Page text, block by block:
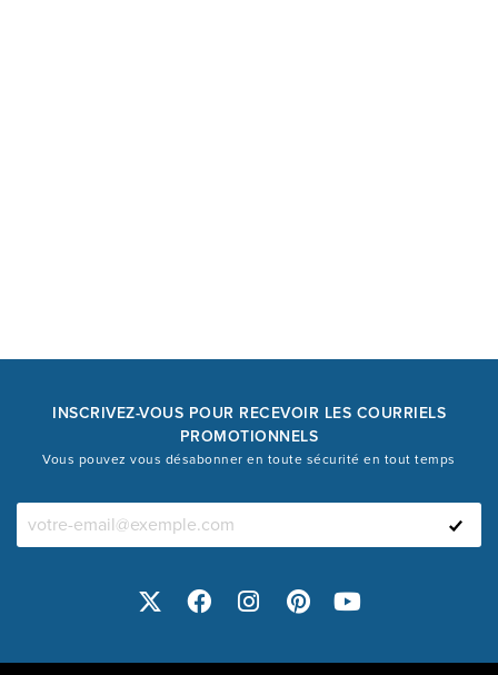
INSCRIVEZ-VOUS POUR RECEVOIR LES COURRIELS
PROMOTIONNELS
Vous pouvez vous désabonner en toute sécurité en tout temps